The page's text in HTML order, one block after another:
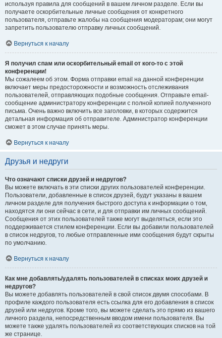
используя правила для сообщений в вашем личном разделе. Если вы
получаете оскорбительные личные сообщения от конкретного
пользователя, отправьте жалобы на сообщения модераторам; они могут
запретить пользователю отправку личных сообщений.
Вернуться к началу
Я получил спам или оскорбительный email от кого-то с этой
конференции!
Мы сожалеем об этом. Форма отправки email на данной конференции
включает меры предосторожности и возможность отслеживания
пользователей, отправляющих подобные сообщения. Отправьте email-
сообщение администратору конференции с полной копией полученного
письма. Очень важно включить все заголовки, в которых содержится
детальная информация об отправителе. Администратор конференции
сможет в этом случае принять меры.
Вернуться к началу
Друзья и недруги
Что означают списки друзей и недругов?
Вы можете включать в эти списки других пользователей конференции.
Пользователи, добавленные в список друзей, будут указаны в вашем
личном разделе для получения быстрого доступа к информации о том,
находятся ли они сейчас в сети, и для отправки им личных сообщений.
Сообщения от этих пользователей также могут выделяться, если это
поддерживается стилем конференции. Если вы добавили пользователей
в список недругов, то любые отправленные ими сообщения будут скрыты
по умолчанию.
Вернуться к началу
Как мне добавлять/удалять пользователей в списках моих друзей и
недругов?
Вы можете добавлять пользователей в свой список двумя способами. В
профиле каждого пользователя есть ссылка для его добавления в список
друзей или недругов. Кроме того, вы можете сделать это прямо из вашего
личного раздела, непосредственным вводом имени пользователя. Вы
можете также удалять пользователей из соответствующих списков на той
же странице.